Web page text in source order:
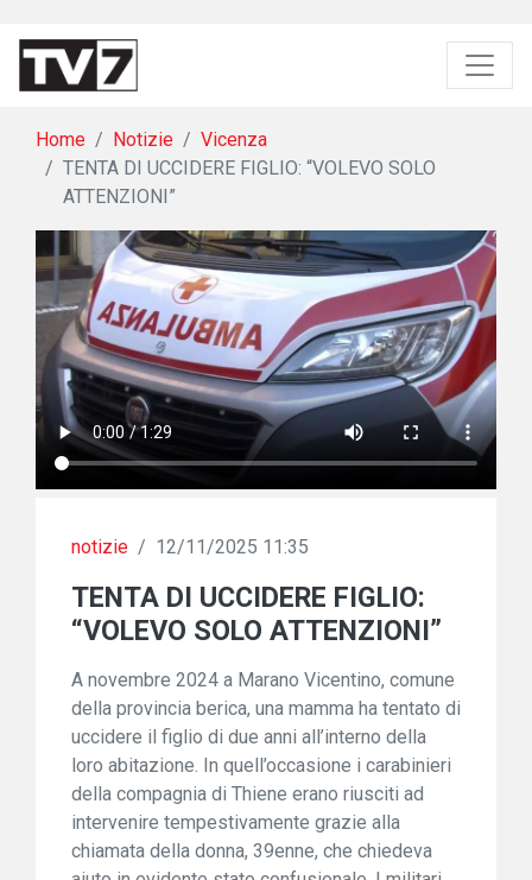
Home Notizie
Vicenza
TENTA DI UCCIDERE FIGLIO: “VOLEVO SOLO
ATTENZIONI”
notizie / 12/11/2025 11:35
TENTA DI UCCIDERE FIGLIO:
“VOLEVO SOLO ATTENZIONI”
A novembre 2024 a Marano Vicentino, comune
della provincia berica, una mamma ha tentato di
uccidere il figlio di due anni all’interno della
loro abitazione. In quell’occasione i carabinieri
della compagnia di Thiene erano riusciti ad
intervenire tempestivamente grazie alla
chiamata della donna, 39enne, che chiedeva